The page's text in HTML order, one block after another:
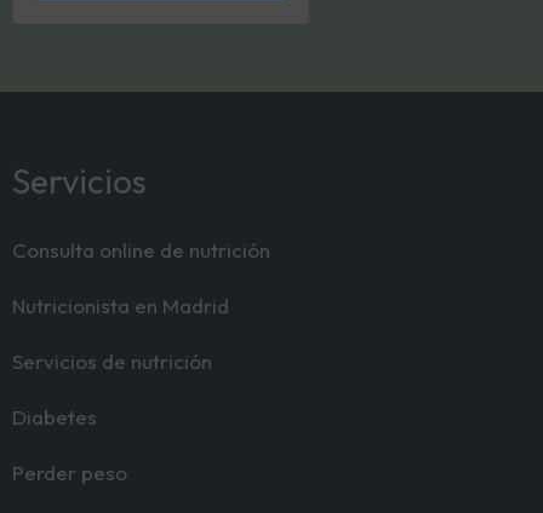
Servicios
Consulta online de nutrición
Nutricionista en Madrid
Servicios de nutrición
Diabetes
Perder peso